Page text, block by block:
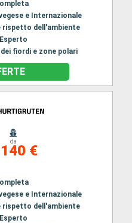
e Internazionale
rispetto dell'ambiente
fiordi e zone polari
da
€
e Internazionale
rispetto dell'ambiente